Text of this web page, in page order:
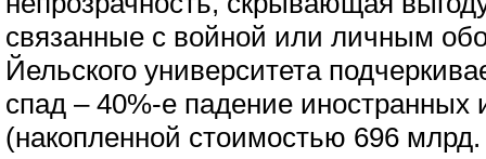
связанные с войной или личным
Йельского университета
спад – 40%-е падение иностранных
(накопленной стоимостью 696 млрд.